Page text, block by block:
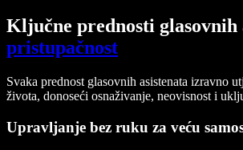
Ključne prednosti glasovnih
pristupačnost
Svaka prednost glasovnih asistenata izravno
života, donoseći osnaživanje, neovisnost i
Upravljanje bez ruku za veću